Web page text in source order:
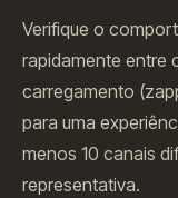
Verifique o
rapidamente entre
carregamento
para uma
menos 10 canais
representativa.